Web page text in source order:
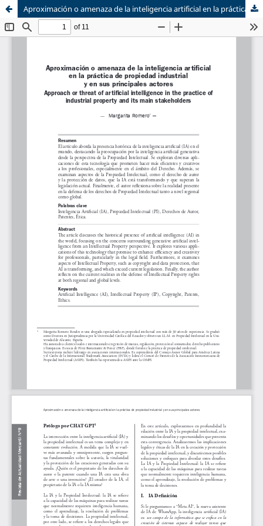
Sistema de
Bibliotecas
Equipo de
Derecho Mercantil
Aproximación o amenaza de la inteligencia artificial en la práctica de propiedad industrial y en sus principales actores